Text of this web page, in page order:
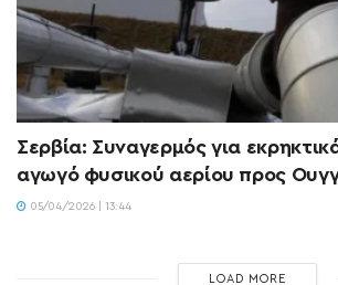
Σερβία: Συναγερμός για
αγωγό φυσικού αερίου προς
05/04/2026 | 13:44
LOAD MORE